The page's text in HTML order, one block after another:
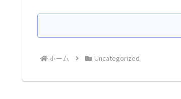
ホーム Uncategorized